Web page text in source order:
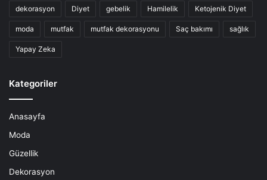
dekorasyon Diyet gebelik Hamilelik Ketojenik Diyet
moda mutfak mutfak dekorasyonu Saç bakımı sağlık
Yapay Zeka
Kategoriler
Anasayfa
Moda
Güzellik
Dekorasyon